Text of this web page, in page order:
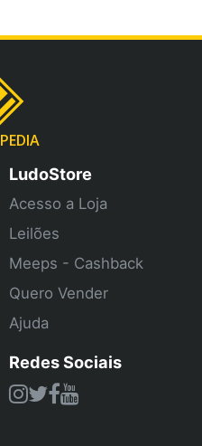
PEDIA
LudoStore
Acesso a Loja
Leilões
Meeps - Cashback
Quero Vender
Ajuda
Redes Sociais